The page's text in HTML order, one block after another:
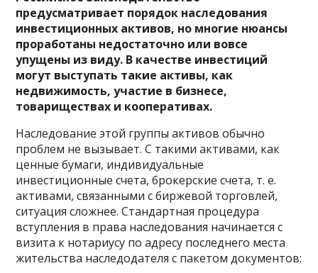
предусматривает порядок наследования
инвестиционных активов, но многие нюансы
проработаны недостаточно или вовсе
упущены из виду. В качестве инвестиций
могут выступать такие активы, как
недвижимость, участие в бизнесе,
товариществах и кооперативах.
Наследование этой группы активов обычно
проблем не вызывает. С такими активами, как
ценные бумаги, индивидуальные
инвестиционные счета, брокерские счета, т. е.
активами, связанными с биржевой торговлей,
ситуация сложнее. Стандартная процедура
вступления в права наследования начинается с
визита к нотариусу по адресу последнего места
жительства наследодателя с пакетом документов: